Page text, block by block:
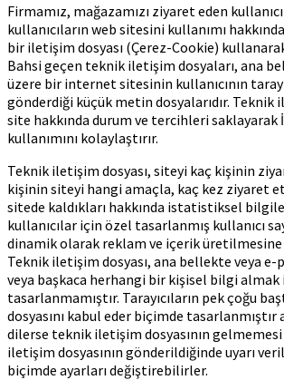
Firmamız, mağazamızı ziyaret eden
kullanıcıların web sitesini kullanımı
bir iletişim dosyası (Çerez-Cookie)
Bahsi geçen teknik iletişim dosyaları, ana
üzere bir internet sitesinin kullanıcının
gönderdiği küçük metin dosyalarıdır. Teknik
site hakkında durum ve tercihleri
kullanımını kolaylaştırır.
Teknik iletişim dosyası, siteyi kaç kişinin
kişinin siteyi hangi amaçla, kaç kez ziyaret
sitede kaldıkları hakkında istatistiksel
kullanıcılar için özel tasarlanmış kullanıcı
dinamik olarak reklam ve içerik üretilmesine
Teknik iletişim dosyası, ana bellekte veya e-
veya başkaca herhangi bir kişisel bilgi almak
tasarlanmamıştır. Tarayıcıların pek çoğu
dosyasını kabul eder biçimde tasarlanmıştır
dilerse teknik iletişim dosyasının
iletişim dosyasının gönderildiğinde uyarı
biçimde ayarları değiştirebilirler.